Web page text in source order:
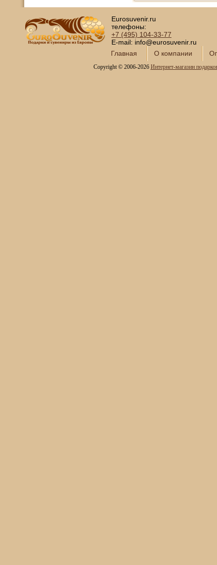
Eurosuvenir.ru
телефоны:
+7 (495) 104-33-77
E-mail: info@eurosuvenir.ru
Главная
О компании
Copyright © 2006-2026 Интернет-магазин